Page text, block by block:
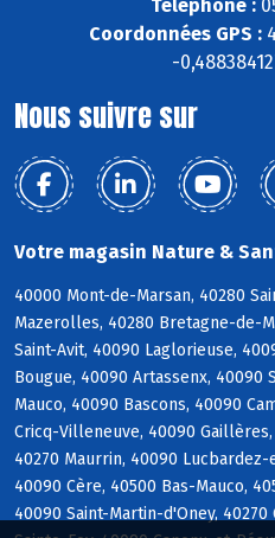
Téléphone :
Coordonnées GPS :
-
Nous suivre sur
Votre magasin Nature &
40000 Mont-de-Marsan, 40280
Mazerolles, 40280 Bretagne-de-
Saint-Avit, 40090 Laglorieuse,
Bougue, 40090 Artassenx, 40090
Mauco, 40090 Bascons, 40090
Cricq-Villeneuve, 40090
40270 Maurrin, 40090
40090 Cère, 40500 Bas-Mauco,
40090 Saint-Martin-d'Oney,